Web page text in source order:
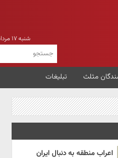
شنبه ۱۷ مرداد ۱۴۰۵
مثلث تبلیغات
اعراب منطقه به دنبال ایران